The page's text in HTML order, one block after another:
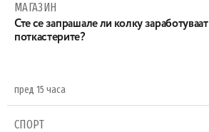
МАГАЗИН
Сте се запрашале ли колку заработуваат
поткастерите?
пред 15 часа
СПОРТ